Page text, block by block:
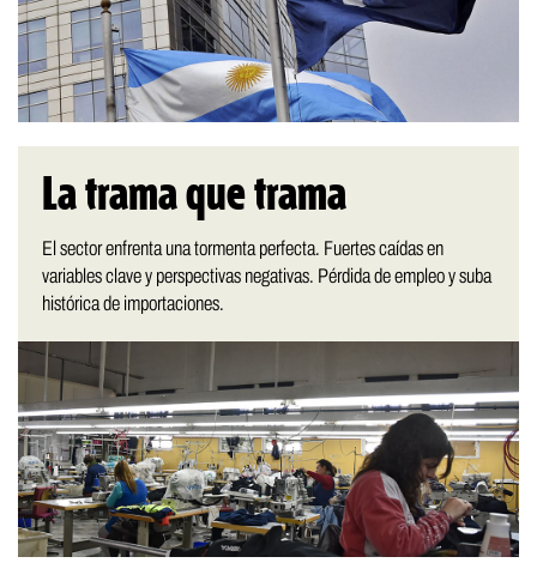
La trama que trama
El sector enfrenta una tormenta perfecta. Fuertes caídas en
variables clave y perspectivas negativas. Pérdida de empleo y suba
histórica de importaciones.